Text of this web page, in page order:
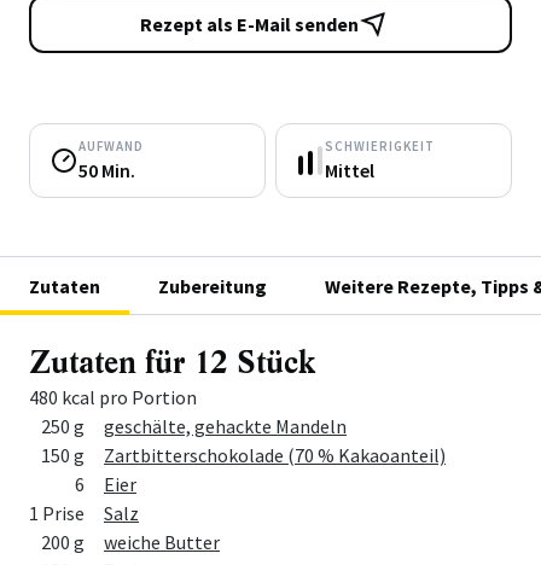
Rezept als E-Mail senden
AUFWAND
50 Min.
SCHWIERIGKEIT
Mittel
Zutaten Zubereitung Weitere Rezepte, Tipps
Zutaten für 12 Stück
480 kcal pro Portion
Menge Zutat
250 g
geschälte, gehackte Mandeln
150 g
Zartbitterschokolade (70 % Kakaoanteil)
6
Eier
1 Prise
Salz
200 g
weiche Butter